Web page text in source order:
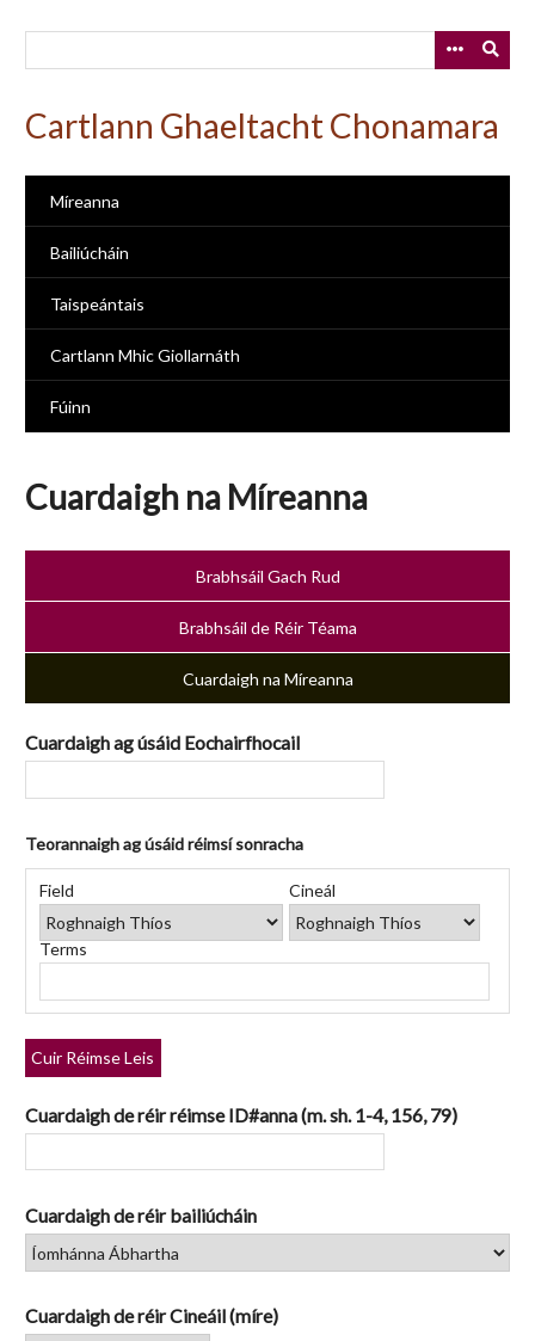
Cartlann Ghaeltacht Chonamara
Míreanna
Bailiúcháin
Taispeántais
Cartlann Mhic Giollarnáth
Fúinn
Cuardaigh na Míreanna
Brabhsáil Gach Rud
Brabhsáil de Réir Téama
Cuardaigh na Míreanna
Cuardaigh ag úsáid Eochairfhocail
rows
"Teorannaigh
úsáid
réimsí
sonracha":
Teorannaigh ag úsáid réimsí sonracha
Réimse
Cuardaigh
Cineál
Cuardaigh
Focail
Chuardaigh
Search
Joiner
Field Cineál
Terms
Cuir Réimse Leis
Cuardaigh de réir réimse ID#anna (m. sh. 1-4, 156, 79)
Cuardaigh de réir bailiúcháin
Cuardaigh de réir Cineáil (míre)